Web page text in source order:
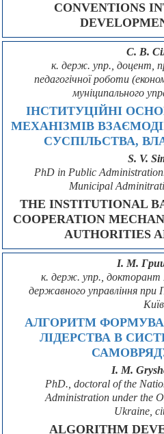
CONVENTIONS
С. В.
к. держ. упр., доцент,
педагогічної роботи
муніципального
ІНСТИТУЦІЙНІ
МЕХАНІЗМІВ
СУСПІЛЬСТВА,
S. V.
PhD in Public
Municipal
THE INSTITUTIONAL
COOPERATION
AUTHORITIES
І. М.
к. держ. упр., докторант
державного управління при
Київ
АЛГОРИТМ
ЛІДЕРСТВА В
I. M.
PhD., doctoral of the
Administration under the
Ukraine,
ALGORITHM